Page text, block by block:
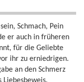
Schmach, Pein
er auch in früheren
für die Geliebte
ihr zu erniedrigen.
an den Schmerz